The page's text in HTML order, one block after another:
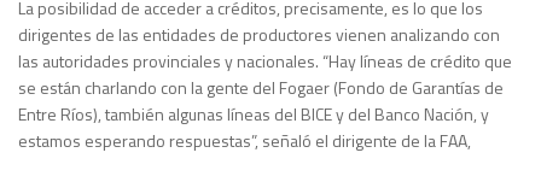
La posibilidad de acceder a créditos, precisamente, es lo que los
dirigentes de las entidades de productores vienen analizando con
las autoridades provinciales y nacionales. “Hay líneas de crédito que
se están charlando con la gente del Fogaer (Fondo de Garantías de
Entre Ríos), también algunas líneas del BICE y del Banco Nación, y
estamos esperando respuestas”, señaló el dirigente de la FAA,